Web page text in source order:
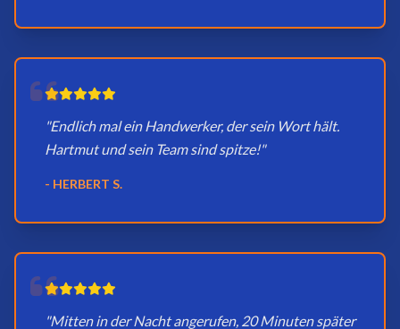
"Endlich mal ein Handwerker, der sein Wort hält.
Hartmut und sein Team sind spitze!"
- HERBERT S.
"Mitten in der Nacht angerufen, 20 Minuten später